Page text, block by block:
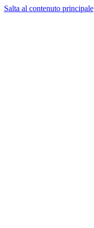
Salta al contenuto principale